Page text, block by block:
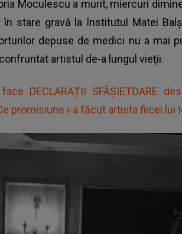
Moculescu a murit, miercuri
stare gravă la Institutul Matei
depuse de medici nu a mai
artistul de-a lungul vieții.
DECLARAȚII SFÂȘIETOARE
promisiune i-a făcut artista fiicei lui